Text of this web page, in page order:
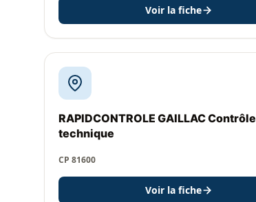
Voir la fiche
RAPIDCONTROLE GAILLAC Contrôle
technique
CP 81600
Voir la fiche